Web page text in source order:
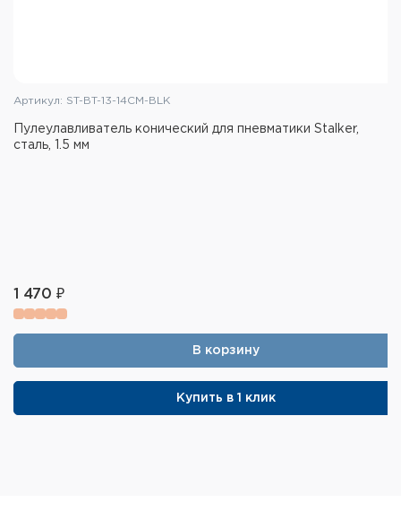
Артикул: ST-BT-13-14CM-BLK
Пулеулавливатель конический для пневматики Stalker,
сталь, 1.5 мм
1 470 ₽
В корзину
Купить в 1 клик